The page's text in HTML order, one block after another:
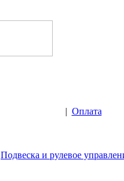
| Оплата
Подвеска и рулевое